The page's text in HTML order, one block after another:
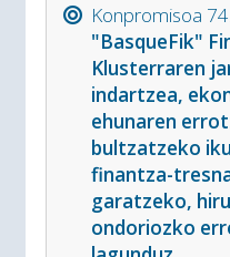
Konpromisoa 74.
"BasqueFik"
Klusterraren
indartzea,
ehunaren
bultzatzeko
finantza-
garatzeko,
ondoriozko